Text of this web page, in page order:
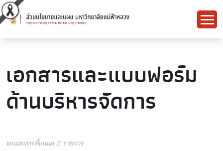
เอกสารและแบบฟอร์ม
ด้านบริหารจัดการ
พบเอกสารทั้งหมด 2 รายการ